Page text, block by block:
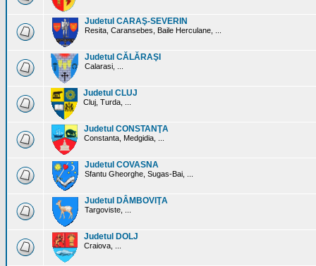
Judetul CARAŞ-SEVERIN
Resita, Caransebes, Baile Herculane, ...
Judetul CĂLĂRAŞI
Calarasi, ...
Judetul CLUJ
Cluj, Turda, ...
Judetul CONSTANŢA
Constanta, Medgidia, ...
Judetul COVASNA
Sfantu Gheorghe, Sugas-Bai, ...
Judetul DÂMBOVIŢA
Targoviste, ...
Judetul DOLJ
Craiova, ...